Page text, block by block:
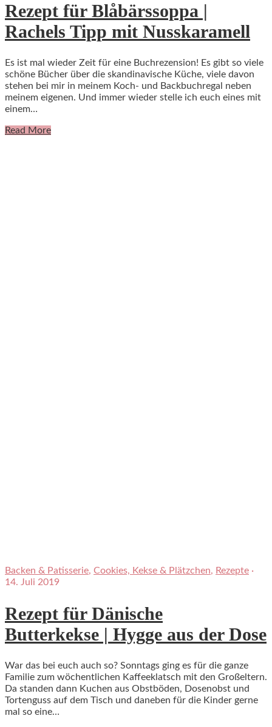
Rezept für Blåbärssoppa |
Rachels Tipp mit Nusskaramell
Es ist mal wieder Zeit für eine Buchrezension! Es gibt so viele
schöne Bücher über die skandinavische Küche, viele davon
stehen bei mir in meinem Koch- und Backbuchregal neben
meinem eigenen. Und immer wieder stelle ich euch eines mit
einem…
Read More
Backen & Patisserie, Cookies, Kekse & Plätzchen, Rezepte ·
14. Juli 2019
Rezept für Dänische
Butterkekse | Hygge aus der Dose
War das bei euch auch so? Sonntags ging es für die ganze
Familie zum wöchentlichen Kaffeeklatsch mit den Großeltern.
Da standen dann Kuchen aus Obstböden, Dosenobst und
Tortenguss auf dem Tisch und daneben für die Kinder gerne
mal so eine…